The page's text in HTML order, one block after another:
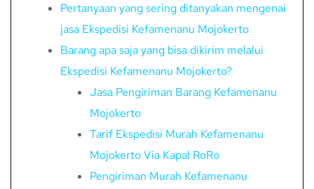
Pertanyaan yang sering ditanyakan mengenai
jasa Ekspedisi Kefamenanu Mojokerto
Barang apa saja yang bisa dikirim melalui
Ekspedisi Kefamenanu Mojokerto?
Jasa Pengiriman Barang Kefamenanu
Mojokerto
Tarif Ekspedisi Murah Kefamenanu
Mojokerto Via Kapal RoRo
Pengiriman Murah Kefamenanu